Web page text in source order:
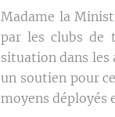
Madame la
par les clubs de
situation dans
un soutien pour
moyens